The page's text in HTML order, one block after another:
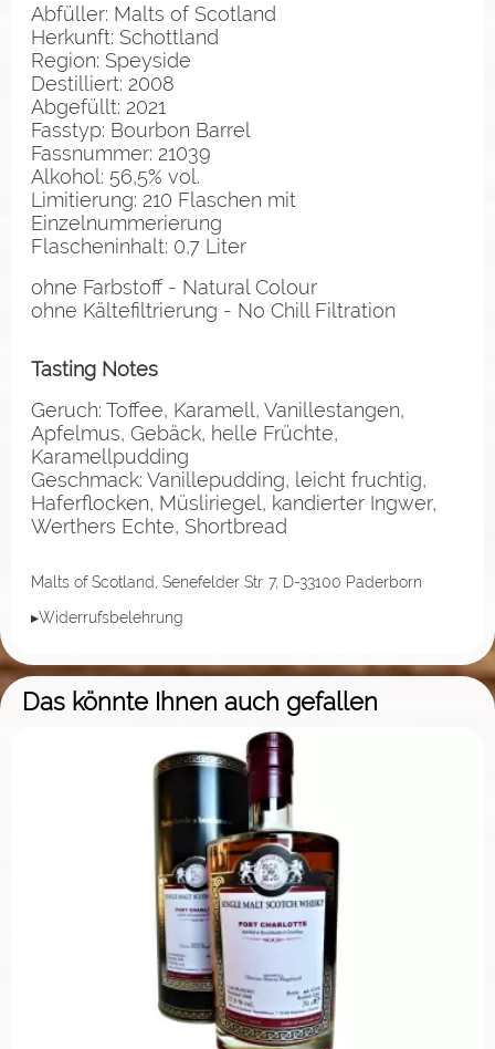
Abfüller: Malts of Scotland
Herkunft: Schottland
Region: Speyside
Destilliert: 2008
Abgefüllt: 2021
Fasstyp: Bourbon Barrel
Fassnummer: 21039
Alkohol: 56,5% vol.
Limitierung: 210 Flaschen mit
Einzelnummerierung
Flascheninhalt: 0,7 Liter
ohne Farbstoff - Natural Colour
ohne Kältefiltrierung - No Chill Filtration
Tasting Notes
Geruch: Toffee, Karamell, Vanillestangen,
Apfelmus, Gebäck, helle Früchte,
Karamellpudding
Geschmack: Vanillepudding, leicht fruchtig,
Haferflocken, Müsliriegel, kandierter Ingwer,
Werthers Echte, Shortbread
Malts of Scotland, Senefelder Str. 7, D-33100 Paderborn
▸Widerrufsbelehrung
Das könnte Ihnen auch gefallen